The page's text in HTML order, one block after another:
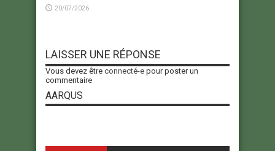
20/07/2026
LAISSER UNE RÉPONSE
Vous devez être connecté-e pour poster un
commentaire
AARQUS